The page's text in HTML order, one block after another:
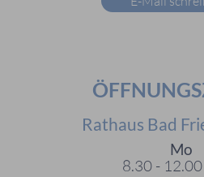
Rathaus Bad
Mo
8.30 -